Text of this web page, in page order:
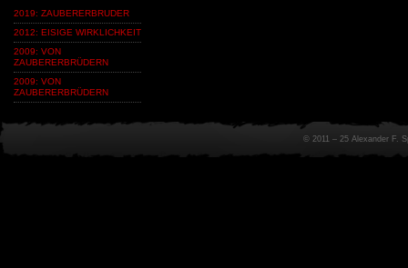
2019: ZAUBERERBRUDER
2012: EISIGE WIRKLICHKEIT
2009: VON
ZAUBERERBRÜDERN
2009: VON
ZAUBERERBRÜDERN
© 2011 – 25 Alexander F.